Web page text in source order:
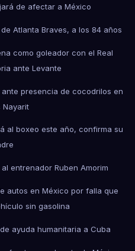
de afectar a México
Atlanta Braves, a los 84 años
como goleador con el Real
ante Levante
presencia de cocodrilos en
Nayarit
al boxeo este año, confirma su
entrenador Ruben Amorim
autos en México por falla que
sin gasolina
ayuda humanitaria a Cuba